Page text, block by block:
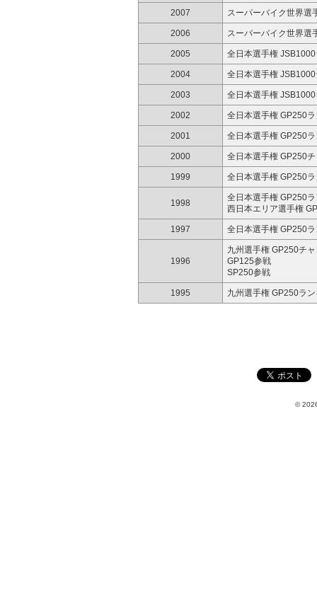
2007 スーパーバイク世界選
2006 スーパーバイク世界選
2005 全日本選手権
2004 全日本選手権
2003 全日本選手権
2002 全日本選手権 GP250
2001 全日本選手権 GP250
2000 全日本選手権 GP250
1999 全日本選手権 GP250
1998
全日本選手権 GP250
西日本エリア選手権
1997 全日本選手権 GP250
1996
九州選手権 GP250チ
GP125参戦
SP250参戦
1995 九州選手権 GP250ラ
©